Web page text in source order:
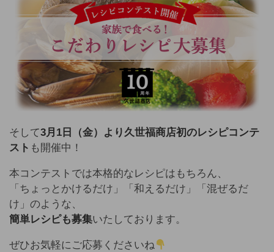
そして3月1日（金）より久世福商店初のレシピコンテ
スト も開催中！
本コンテストでは本格的なレシピはもちろん、
「ちょっとかけるだけ」「和えるだけ」「混ぜるだ
け」のような、
簡単レシピも募集いたしております。
ぜひお気軽にご応募くださいね